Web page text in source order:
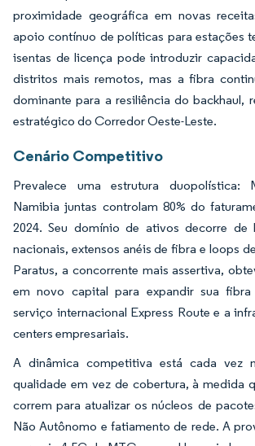
proximidade geográfica em novas
apoio contínuo de políticas para estações
isentas de licença pode introduzir
distritos mais remotos, mas a fibra
dominante para a resiliência do backhaul,
estratégico do Corredor Oeste-Leste.
Cenário Competitivo
Prevalece uma estrutura duopolística:
Namibia juntas controlam 80% do
2024. Seu domínio de ativos decorre de
nacionais, extensos anéis de fibra e loops
Paratus, a concorrente mais assertiva,
em novo capital para expandir sua
serviço internacional Express Route e a
centers empresariais.
A dinâmica competitiva está cada vez
qualidade em vez de cobertura, à medida
correm para atualizar os núcleos de
Não Autônomo e fatiamento de rede. A